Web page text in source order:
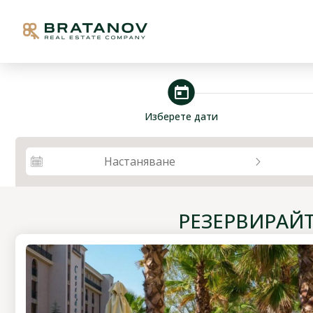
steps_calendar
Изберете дати
Настаняване